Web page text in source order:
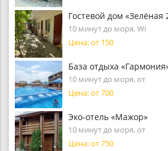
Гостевой дом «Зелёная
10 минут до моря, Wi
Цена: от 150
База отдыха
10 минут до моря, от
Цена: от 700
Эко-отель «Мажор»
10 минут до моря, от
Цена: от 750